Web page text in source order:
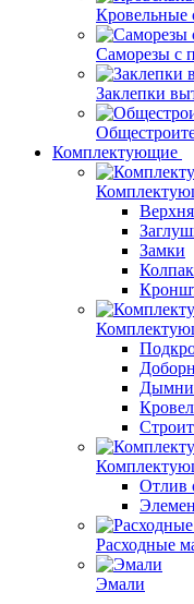
Кровельные
Саморезы с
Заклепки
Комплектующие
Замки
Отлив
Расходные
Эмали